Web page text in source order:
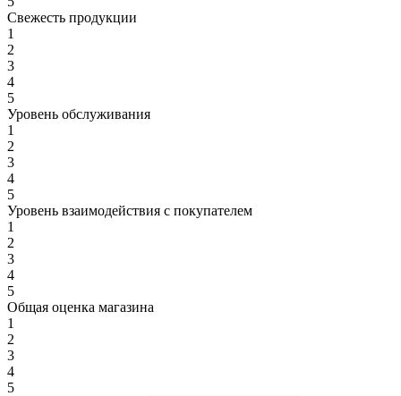
Свежесть продукции
1
2
3
4
5
Уровень обслуживания
1
2
3
4
5
Уровень взаимодействия с покупателем
1
2
3
4
5
Общая оценка магазина
1
2
3
4
5